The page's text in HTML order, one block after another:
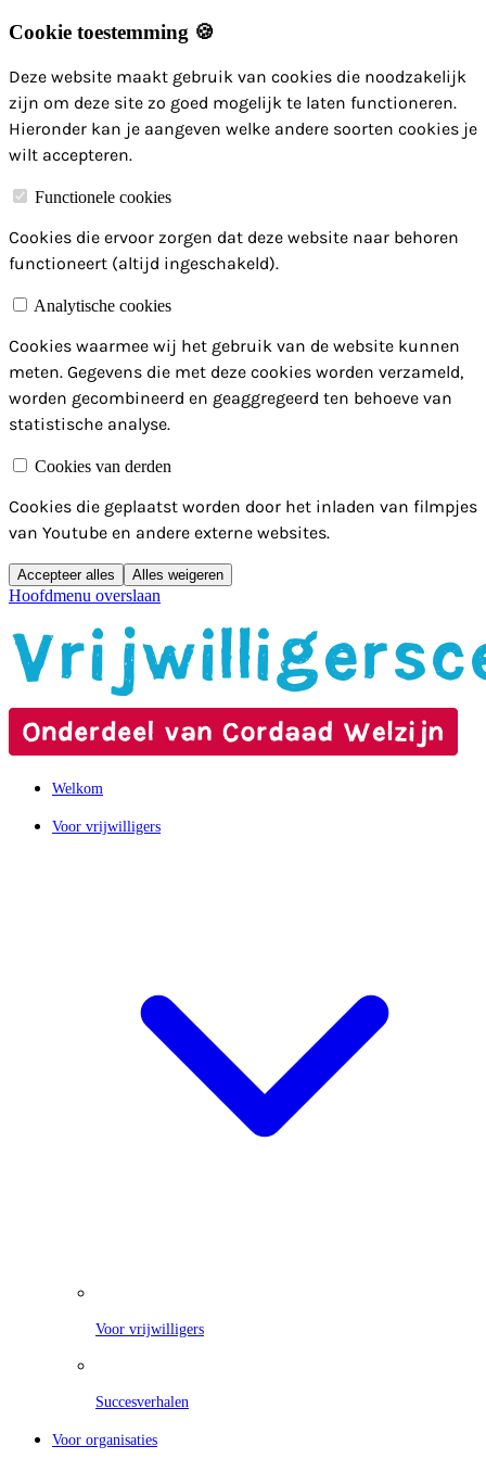
Cookie toestemming 🍪
Deze website maakt gebruik van cookies die noodzakelijk
zijn om deze site zo goed mogelijk te laten functioneren.
Hieronder kan je aangeven welke andere soorten cookies je
wilt accepteren.
Functionele cookies
Cookies die ervoor zorgen dat deze website naar behoren
functioneert (altijd ingeschakeld).
Analytische cookies
Cookies waarmee wij het gebruik van de website kunnen
meten. Gegevens die met deze cookies worden verzameld,
worden gecombineerd en geaggregeerd ten behoeve van
statistische analyse.
Cookies van derden
Cookies die geplaatst worden door het inladen van filmpjes
van Youtube en andere externe websites.
Accepteer alles Alles weigeren
Hoofdmenu overslaan
Welkom
Voor vrijwilligers
Voor vrijwilligers
Succesverhalen
Voor organisaties